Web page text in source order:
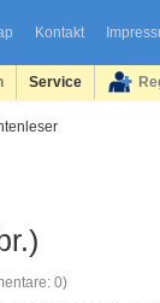
Kontakt
Service
0)